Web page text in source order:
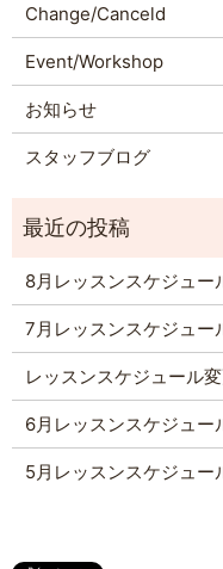
Change/Canceld
Event/Workshop
お知らせ
スタッフブログ
8月レッスンスケジュー
7月レッスンスケジュー
レッスンスケジュール
6月レッスンスケジュー
5月レッスンスケジュー